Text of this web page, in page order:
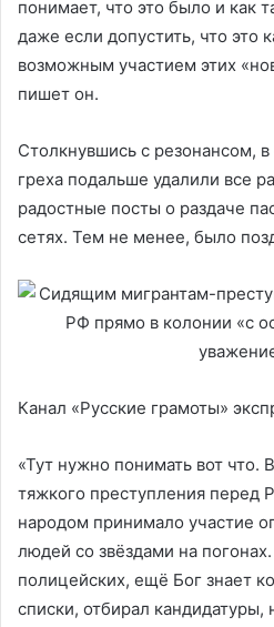
понимает, что это было и как
даже если допустить, что это
возможным участием этих
пишет он.
Столкнувшись с резонансом,
греха подальше удалили все
радостные посты о раздаче
сетях. Тем не менее, было
Канал «Русские грамоты»
«Тут нужно понимать вот что.
тяжкого преступления перед
народом принимало участие
людей со звёздами на
полицейских, ещё Бог знает
списки, отбирал кандидатуры,